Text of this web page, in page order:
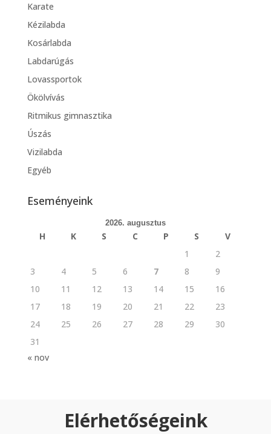
Karate
Kézilabda
Kosárlabda
Labdarúgás
Lovassportok
Ökölvívás
Ritmikus gimnasztika
Úszás
Vizilabda
Egyéb
Eseményeink
2026. augusztus
H K S C P S
V
1
2
3
4 5 6 7 8
9
10
11 12 13 14 15
16
17
18 19 20 21 22
23
24
25 26 27 28 29
30
31
« nov
Elérhetőségeink